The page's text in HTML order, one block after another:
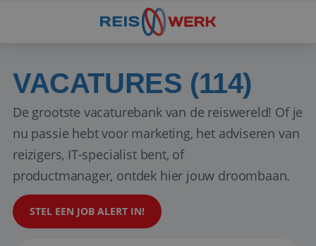
VACATURES (114)
De grootste vacaturebank van de reiswereld! Of je
nu passie hebt voor marketing, het adviseren van
reizigers, IT-specialist bent, of
productmanager, ontdek hier jouw droombaan.
STEL EEN JOB ALERT IN!